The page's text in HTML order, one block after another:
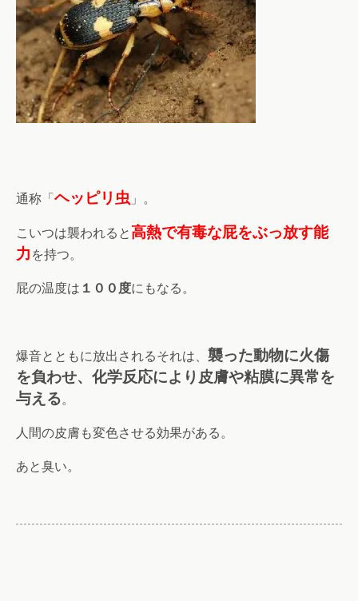
通称「ヘッピリ虫 」。
こいつは襲われると高熱で有毒な屁をぶっ放す能
力 を持つ。
屁の温度は １００度にもなる。
爆音とともに放出されるそれは、 襲った動物に火傷
を負わせ、化学反応により皮膚や粘膜に異常を
与える。
人間の皮膚も変色させる効果がある。
あと臭い。